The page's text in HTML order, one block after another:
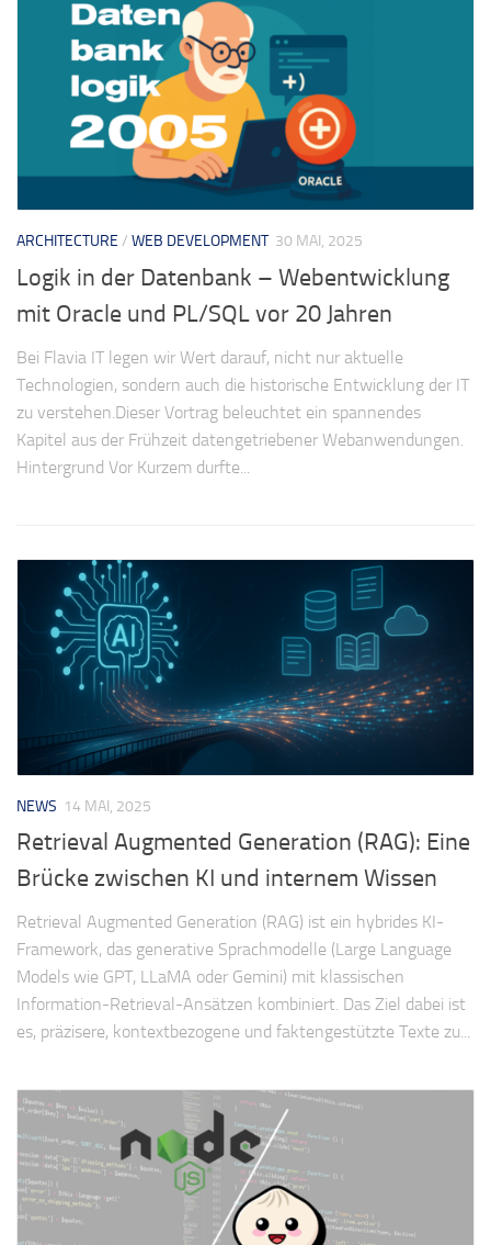
ARCHITECTURE / WEB DEVELOPMENT 30 MAI, 2025
Logik in der Datenbank – Webentwicklung
mit Oracle und PL/SQL vor 20 Jahren
Bei Flavia IT legen wir Wert darauf, nicht nur aktuelle
Technologien, sondern auch die historische Entwicklung der IT
zu verstehen.Dieser Vortrag beleuchtet ein spannendes
Kapitel aus der Frühzeit datengetriebener Webanwendungen.
Hintergrund Vor Kurzem durfte...
NEWS 14 MAI, 2025
Retrieval Augmented Generation (RAG): Eine
Brücke zwischen KI und internem Wissen
Retrieval Augmented Generation (RAG) ist ein hybrides KI-
Framework, das generative Sprachmodelle (Large Language
Models wie GPT, LLaMA oder Gemini) mit klassischen
Information-Retrieval-Ansätzen kombiniert. Das Ziel dabei ist
es, präzisere, kontextbezogene und faktengestützte Texte zu...